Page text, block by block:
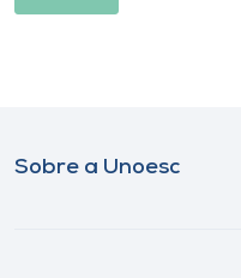
Sobre a Unoesc